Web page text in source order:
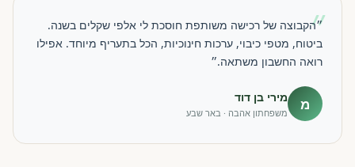
״
״הקבוצה של רכישה משותפת חוסכת לי אלפי שקלים בשנה.
ביטוח, מטפי כיבוי, ערכות חינוכיות, הכל בתעריף מיוחד. אפילו
רואה החשבון משתאה.״
מ מירי בן דוד
משפחתון אהבה · באר שבע